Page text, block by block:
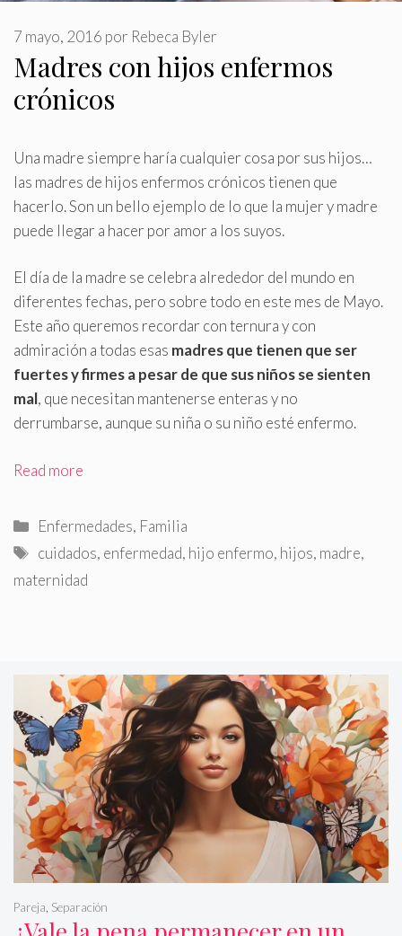
Madres con hijos enfermos
crónicos
7 mayo, 2016 por Rebeca Byler
Una madre siempre haría cualquier cosa por sus hijos…
las madres de hijos enfermos crónicos tienen que
hacerlo.Son un bello ejemplo de lo que la mujer y madre
puede llegar a hacer por amor a los suyos.
El día de la madre se celebra alrededor del mundo en
diferentes fechas, pero sobre todo en este mes de Mayo.
Este año queremos recordar con ternura y con
admiración a todas esas madres que tienen que ser
fuertes y firmes a pesar de que sus niños se sienten
mal, que necesitan mantenerse enteras y no
derrumbarse, aunque su niña o su niño esté enfermo.
Read more
Categorías
Enfermedades, Familia
Etiquetas
cuidados, enfermedad, hijo enfermo, hijos, madre,
maternidad
Pareja Separación